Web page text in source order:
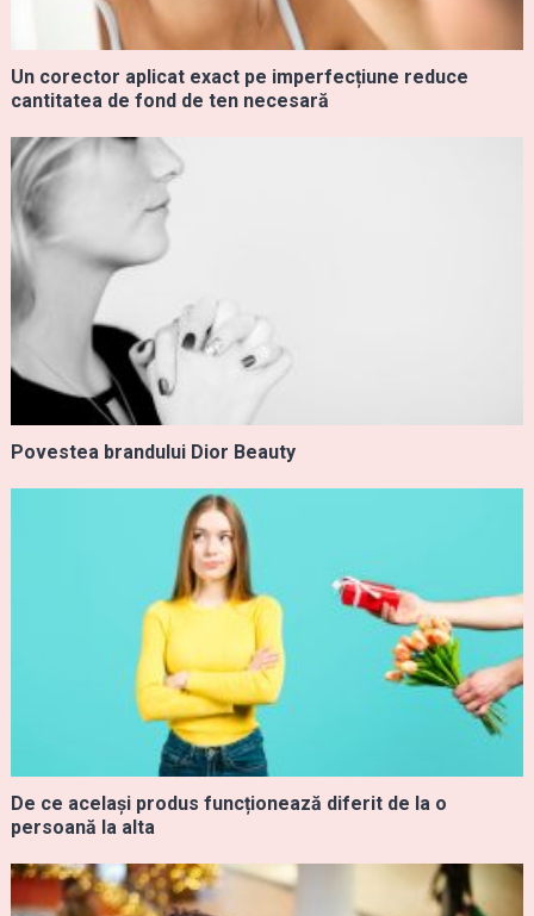
Un corector aplicat exact pe imperfecțiune reduce
cantitatea de fond de ten necesară
Povestea brandului Dior Beauty
De ce același produs funcționează diferit de la o
persoană la alta